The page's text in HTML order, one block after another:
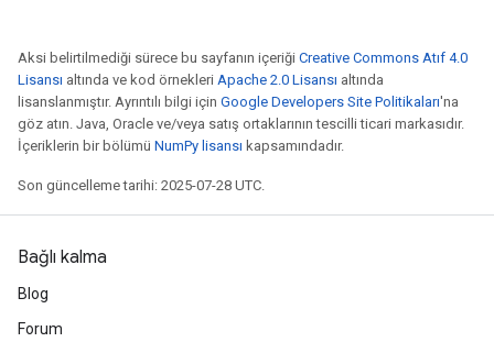
Aksi belirtilmediği sürece bu sayfanın içeriği Creative Commons Atıf 4.0
Lisansı altında ve kod örnekleri Apache 2.0 Lisansı altında
lisanslanmıştır. Ayrıntılı bilgi için Google Developers Site Politikaları'na
göz atın. Java, Oracle ve/veya satış ortaklarının tescilli ticari markasıdır.
İçeriklerin bir bölümü NumPy lisansı kapsamındadır.
Son güncelleme tarihi: 2025-07-28 UTC.
Bağlı kalma
Blog
Forum